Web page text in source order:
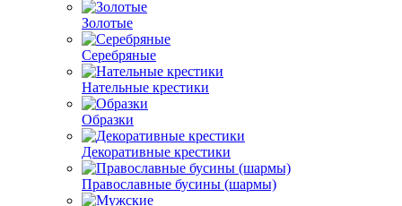
Золотые
Серебряные
Нательные крестики
Образки
Декоративные крестики
Православные бусины (шармы)